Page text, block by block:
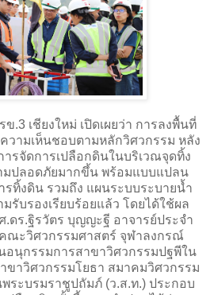
.3 เชียงใหม่ เปิดเผยว่า การลงพื้นที่
วามเห็นชอบตามหลักวิศวกรรม หลัง
รจัดการเปลือกดินในบริเวณจุดทิ้ง
มปลอดภัยมากขึ้น พร้อมแบบแปลน
รทิ้งดิน รวมถึง แผนระบบระบายน้ำ
รับรองเรียบร้อยแล้ว โดยได้ใช้ผล
.ดร.ฐิรวัตร บุญญะฐี อาจารย์ประจำ
ณะวิศวกรรมศาสตร์ จุฬาลงกรณ์
อนุกรรมการสาขาวิศวกรรมปฐพีใน
าวิศวกรรมโยธา สมาคมวิศวกรรม
ระบรมราชูปถัมภ์ (ว.ส.ท.) ประกอบ